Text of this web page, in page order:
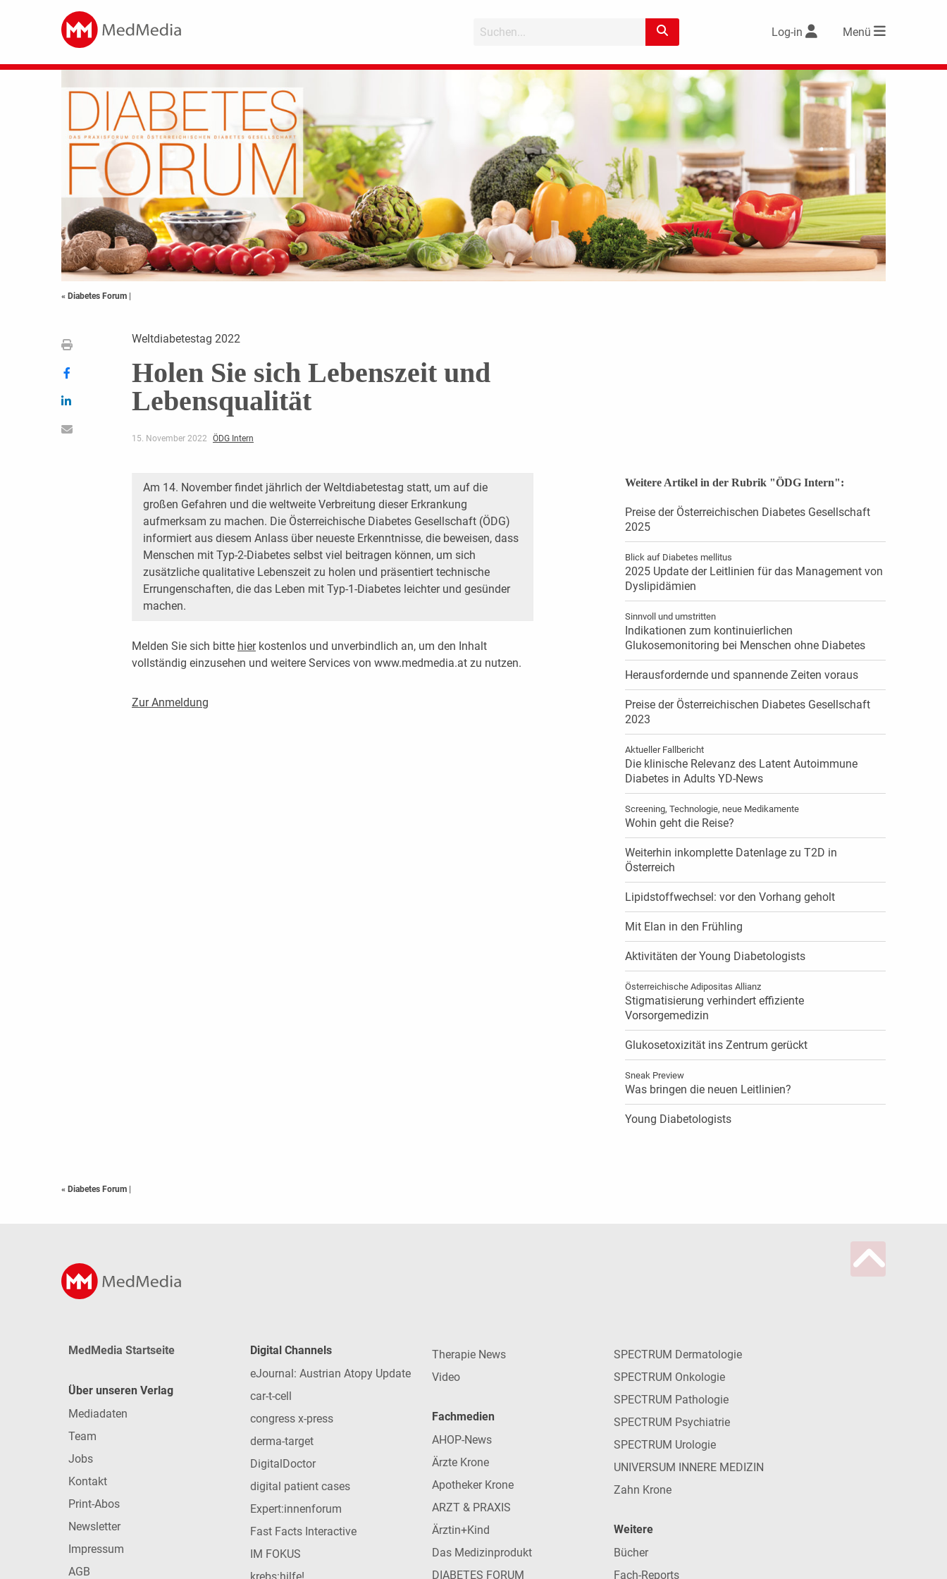
Log-in Menü
« Diabetes Forum |
Weltdiabetestag 2022
Holen Sie sich Lebenszeit und
Lebensqualität
15. November 2022 ÖDG Intern
Am 14. November findet jährlich der Weltdiabetestag statt, um auf die
großen Gefahren und die weltweite Verbreitung dieser Erkrankung
aufmerksam zu machen. Die Österreichische Diabetes Gesellschaft (ÖDG)
informiert aus diesem Anlass über neueste Erkenntnisse, die beweisen, dass
Menschen mit Typ-2-Diabetes selbst viel beitragen können, um sich
zusätzliche qualitative Lebenszeit zu holen und präsentiert technische
Errungenschaften, die das Leben mit Typ-1-Diabetes leichter und gesünder
machen.
Melden Sie sich bitte hierkostenlos und unverbindlich an, um den Inhalt
vollständig einzusehen und weitere Services von www.medmedia.at zu nutzen.
Zur Anmeldung
Weitere Artikel in der Rubrik "ÖDG Intern":
Preise der Österreichischen Diabetes Gesellschaft
2025
Blick auf Diabetes mellitus
2025 Update der Leitlinien für das Management von
Dyslipidämien
Sinnvoll und umstritten
Indikationen zum kontinuierlichen
Glukosemonitoring bei Menschen ohne Diabetes
Herausfordernde und spannende Zeiten voraus
Preise der Österreichischen Diabetes Gesellschaft
2023
Aktueller Fallbericht
Die klinische Relevanz des Latent Autoimmune
Diabetes in Adults YD-News
Screening, Technologie, neue Medikamente
Wohin geht die Reise?
Weiterhin inkomplette Datenlage zu T2D in
Österreich
Lipidstoffwechsel: vor den Vorhang geholt
Mit Elan in den Frühling
Aktivitäten der Young Diabetologists
Österreichische Adipositas Allianz
Stigmatisierung verhindert effiziente
Vorsorgemedizin
Glukosetoxizität ins Zentrum gerückt
Sneak Preview
Was bringen die neuen Leitlinien?
Young Diabetologists
« Diabetes Forum |
MedMedia Startseite
Über unseren Verlag
Mediadaten
Team
Jobs
Kontakt
Print-Abos
Newsletter
Impressum
AGB
Digital Channels
eJournal: Austrian Atopy Update
car-t-cell
congress x-press
derma-target
DigitalDoctor
digital patient cases
Expert:innenforum
Fast Facts Interactive
IM FOKUS
Therapie News
Video
Fachmedien
AHOP-News
Ärzte Krone
Apotheker Krone
ARZT & PRAXIS
Ärztin+Kind
Das Medizinprodukt
DIABETES FORUM
SPECTRUM Dermatologie
SPECTRUM Onkologie
SPECTRUM Pathologie
SPECTRUM Psychiatrie
SPECTRUM Urologie
UNIVERSUM INNERE MEDIZIN
Zahn Krone
Weitere
Bücher
Fach-Reports